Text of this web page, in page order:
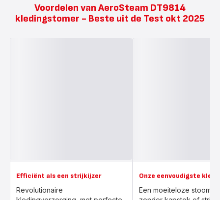
Voordelen van AeroSteam DT9814
kledingstomer - Beste uit de Test okt 2025
Efficiënt als een strijkijzer
Revolutionaire
Onze eenvoudigste
Een moeiteloze